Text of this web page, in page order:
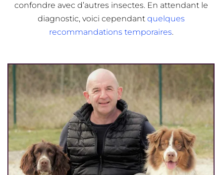
confondre avec d’autres insectes. En attendant le
diagnostic, voici cependant quelques
recommandations temporaires.